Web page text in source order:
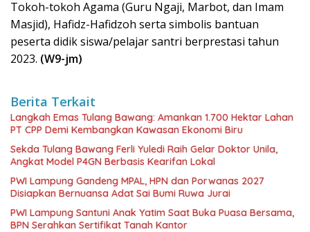
Tokoh-tokoh Agama (Guru Ngaji, Marbot, dan Imam
Masjid), Hafidz-Hafidzoh serta simbolis bantuan
peserta didik siswa/pelajar santri berprestasi tahun
2023. (W9-jm)
Berita Terkait
Langkah Emas Tulang Bawang: Amankan 1.700 Hektar Lahan
PT CPP Demi Kembangkan Kawasan Ekonomi Biru
Sekda Tulang Bawang Ferli Yuledi Raih Gelar Doktor Unila,
Angkat Model P4GN Berbasis Kearifan Lokal
PWI Lampung Gandeng MPAL, HPN dan Porwanas 2027
Disiapkan Bernuansa Adat Sai Bumi Ruwa Jurai
PWI Lampung Santuni Anak Yatim Saat Buka Puasa Bersama,
BPN Serahkan Sertifikat Tanah Kantor